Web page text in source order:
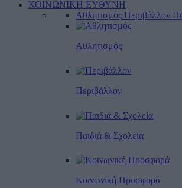
ΚΟΙΝΩΝΙΚΗ ΕΥΘΥΝΗ
Αθλητισμός Περιβάλλον
Αθλητισμός
Περιβάλλον
Παιδιά & Σχολεία
Κοινωνική Προσφορά